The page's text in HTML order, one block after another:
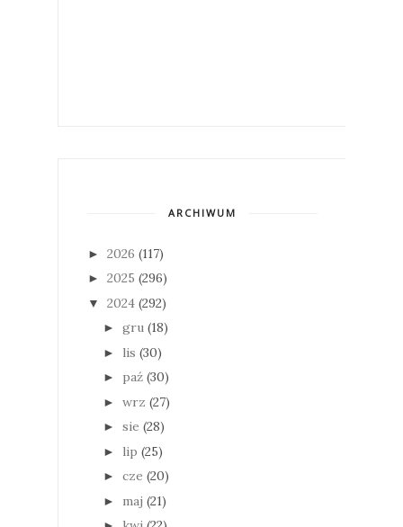
ARCHIWUM
► 2026 (117)
► 2025 (296)
▼ 2024 (292)
► gru (18)
► lis (30)
► paź (30)
► wrz (27)
► sie (28)
► lip (25)
► cze (20)
► maj (21)